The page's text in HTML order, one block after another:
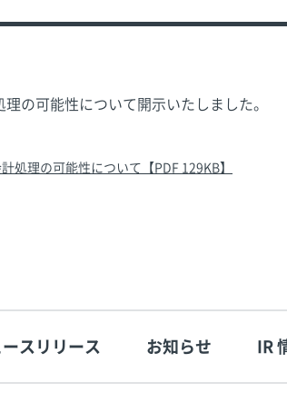
の可能性について開示いたしました。
処理の可能性について【PDF 129KB】
スリリース お知らせ IR